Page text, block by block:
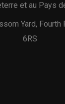
et au Pays
Yard, Fourth
6RS